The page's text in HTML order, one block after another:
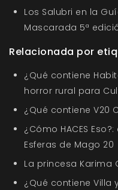
Los Salubri en la
Mascarada 5ª
Relacionada por
¿Qué contiene
horror rural para
¿Qué contiene V20
¿Cómo HACES
Esferas de Mago 20
La princesa Karima
¿Qué contiene Villa